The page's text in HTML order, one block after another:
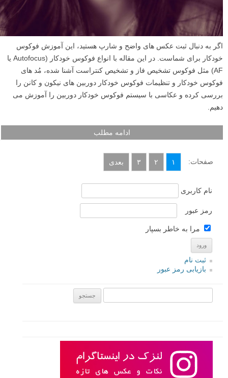
اگر به دنبال ثبت عکس های واضح و شارپ هستید، این آموزش فوکوس
خودکار برای شماست. در این مقاله با انواع فوکوس خودکار (Autofocus یا
AF) مثل فوکوس تشخیص فاز و تشخیص کنتراست آشنا شده، مُد های
فوکوس خودکار و تنظیمات فوکوس خودکار دوربین های نیکون و کانن را
بررسی کرده و عکاسی با سیستم فوکوس خودکار دوربین را آموزش می
دهیم.
ادامه مطلب
صفحات: ۱ ۲ ۳ بعدی
نام کاربری
رمز عبور
مرا به خاطر بسپار
ثبت نام
بازیابی رمز عبور